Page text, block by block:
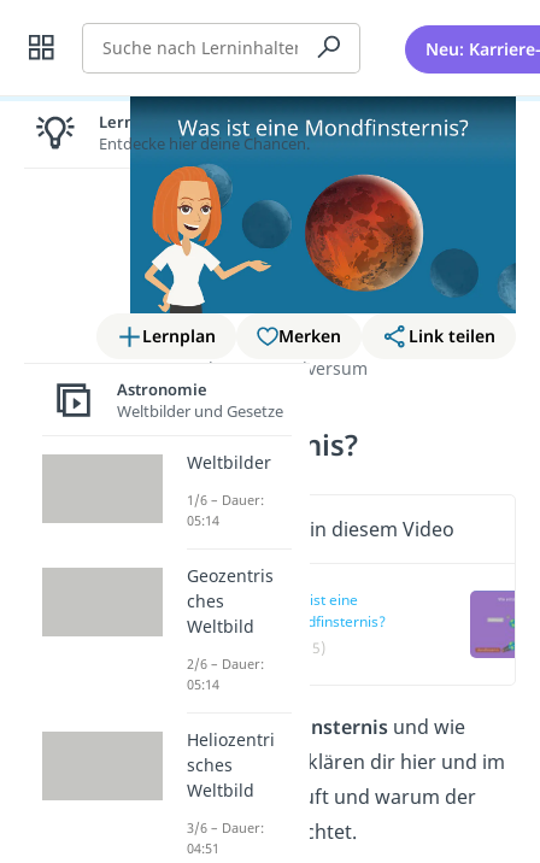
Suche Neu:
Lernplan Merken
Link teilen
Astronomie
Das Universum
Was ist eine
Mondfinsternis?
Wichtige Inhalte in diesem Video
Was ist eine
Mondfinsternis?
(00:15)
Was ist eine Mondfinsternisund wie
entsteht sie? Wir erklären dir hier und im
Video,wie sie abläuft und warum der
Mond dabei rot leuchtet.
Lernen lohnt sich!
Entdecke hier deine Chancen.
Astronomie
Weltbilder und Gesetze
Weltbilder
1/6 – Dauer:
05:14
Geozentris
ches
Weltbild
2/6 – Dauer:
05:14
Heliozentri
sches
Weltbild
3/6 – Dauer:
04:51